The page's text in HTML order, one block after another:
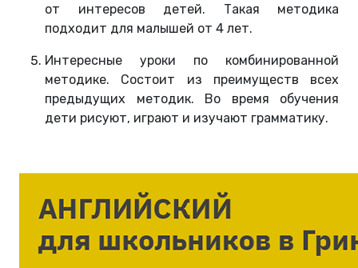
от интересов детей. Такая методика
подходит для малышей от 4 лет.
Интересные уроки по комбинированной
методике. Состоит из преимуществ всех
предыдущих методик. Во время обучения
дети рисуют, играют и изучают грамматику.